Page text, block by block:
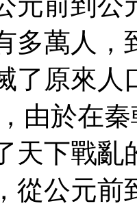
多萬人，
了原來
由於在
天下戰亂
從公元